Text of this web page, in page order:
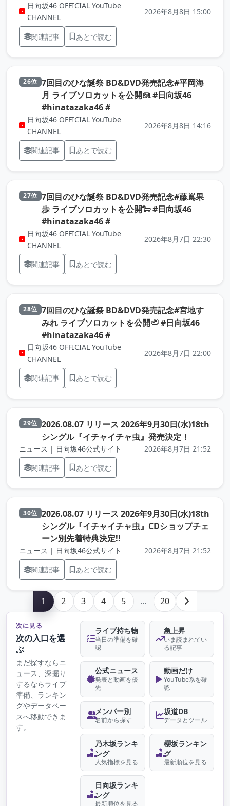
日向坂46 OFFICIAL YouTube
CHANNEL
2026年8月8日 15:00
関連記事 あとで読む
26位 7回目のひな誕祭 BD&DVD発売記念#平岡海
月 ライブソロカットを公開🪼 #日向坂46
#hinatazaka46 #（元記事を新しいタブで開きま
日向坂46 OFFICIAL YouTube
CHANNEL
2026年8月8日 14:16
関連記事 あとで読む
27位 7回目のひな誕祭 BD&DVD発売記念#藤嶌果
歩 ライブソロカットを公開🐑 #日向坂46
#hinatazaka46 #（元記事を新しいタブで開きま
日向坂46 OFFICIAL YouTube
CHANNEL
2026年8月7日 22:30
関連記事 あとで読む
28位 7回目のひな誕祭 BD&DVD発売記念#宮地す
みれ ライブソロカットを公開🦥 #日向坂46
#hinatazaka46 #（元記事を新しいタブで開きま
日向坂46 OFFICIAL YouTube
CHANNEL
2026年8月7日 22:00
関連記事 あとで読む
29位 2026.08.07 リリース 2026年9月30日(水)18th
シングル『イチャイチャ虫』発売決定！
ニュース | 日向坂46公式サイト
2026年8月7日 21:52
関連記事
あとで読む
30位 2026.08.07 リリース 2026年9月30日(水)18th
シングル『イチャイチャ虫』CDショップチェ
ーン別先着特典決定!!
ニュース | 日向坂46公式サイト
2026年8月7日 21:52
関連記事
あとで読む
1 2 3 4 5 … 20
次に見る
次の入口を選
ぶ
まだ探すならニ
ュース、深掘り
するならライブ
準備、ランキン
グやデータベー
スへ移動できま
す。
ライブ持ち物
当日の準備を確
認
急上昇
いま読まれてい
る記事
公式ニュース
発表と動画を優
先
動画だけ
YouTube系を確
認
メンバー別
名前から探す
坂道DB
データとツール
乃木坂ランキ
ング
人気指標を見る
櫻坂ランキン
グ
最新順位を見る
日向坂ランキ
ング
最新順位を見る